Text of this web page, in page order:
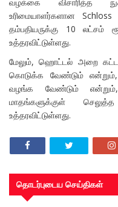
உரிமையாளர்களான
தம்பதியருக்கு 10 லட்சம்
உத்தரவிட்டுள்ளது.
மேலும், ஹொட்டல் அறை
கொடுக்க வேண்டும் என்றும்,
வழங்க வேண்டும்
மாதங்களுக்குள்
உத்தரவிட்டுள்ளது.
தொடர்புடைய செய்திகள்